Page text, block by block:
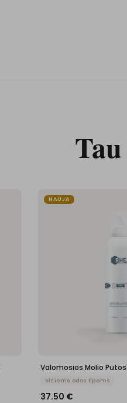
NAUJA
Valomosios Molio
Visiems odos tipams
37.50 €